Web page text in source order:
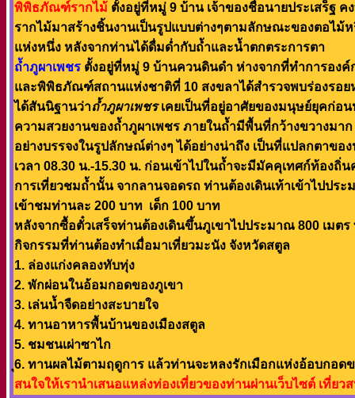
พิพิธภัณฑ์รากไม้ ตั้งอยู่ที่หมู่ 9 บ้าน เจ้าของชื่อนายประเสร็ฐ
รากไม้มาสร้างชิ้นงานเป็นรูปแบบต่างๆตามลักษณะของตอไม้
แห่งหนึ่ง หลังจากท่านได้ดื่มด่ำกับถ้ำและน้ำตกตระการตา
ถ้ำภูผาเพชร ตั้งอยู่ที่หมู่ 9 บ้านควนดินดำ ห่างจากที่ทำการอง
และพิพิธภัณฑ์สถานแห่งชาติที่ 10 สงขลาได้สำรวจพบร่องรอ
ได้สันนิฐานว่าถ้ำภูผาเพชรเคยเป็นที่อยู่อาศัยของมนุษย์ยุคก่อ
ความสวยงานของถ้ำภูผาเพชร ภายในถ้ำมีพื้นที่กว้างขวางมา
อย่างบรรจงในรูปลักษณ์ต่างๆ ได้อย่างน่าถึง เป็นที่แปลกตาขอ
เวลา 08.30 น.-15.30 น. ก่อนเข้าไปในถ้ำจะมีมัคคุเทศก์ท้อง
การเที่ยวชมถ้ำนั้น จากลานจอดรถ ท่านต้องเดินเท้าเข้าไปปร
เข้าชมท่านละ 200 บาท เด็ก 100 บาท
หลังจากซื้อตั๋วเสร็จท่านต้องเดินขึ้นภูเขาไปประมาณ 800 เม
กิจกรรมที่ท่านต้องทำเมื่อมาเที่ยวมะนัง จังหวัดสตูล
1. ล่องแก่งคลองทับทุ่ง
2. พักผ่อนในอ้อมกอดของภูเขา
3. เล่นน้ำจืดอย่างสะบายใจ
4. ทานอาหารพื้นบ้านของเมืองสตูล
5. ชมชนเผ่าซาไก
6. ทานผลไม้ตามฤดูการ แล้วท่านจะหลงรักเมือกแห่งอ้อบกอด
สนใจให้เรานำเสนอแหล่งท่องเที่ยวของท่านผ่านเว็บไซต์ เที่ย